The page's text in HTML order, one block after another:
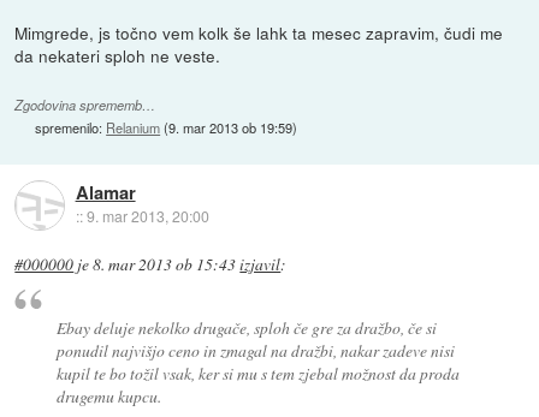
Mimgrede, js točno vem kolk še lahk ta mesec zapravim, čudi me
da nekateri sploh ne veste.
Zgodovina sprememb…
spremenilo: Relanium(9. mar 2013 ob 19:59)
Alamar
::9. mar 2013, 20:00
#000000 je8. mar 2013 ob 15:43izjavil:
Ebay deluje nekolko drugače, sploh če gre za dražbo, če si
ponudil najvišjo ceno in zmagal na dražbi, nakar zadeve nisi
kupil te bo tožil vsak, ker si mu s tem zjebal možnost da proda
drugemu kupcu.